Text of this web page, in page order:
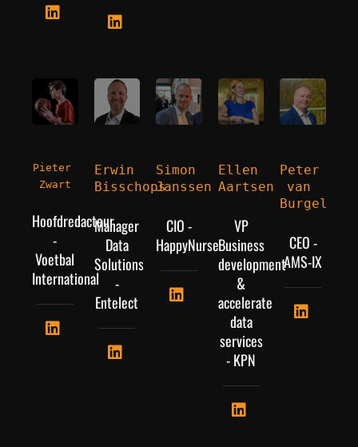
Pieter
Zwart
Hoofdredacteur
-
Voetbal
International
Erwin
Bisschops
Manager
Data
Solutions
-
Entelect
Simon
Janssen
CIO -
HappyNurse
Ellen
Aartsen
VP
Business
development
&
accelerate
data
services
- KPN
Peter
van
Burgel
CEO -
AMS-IX